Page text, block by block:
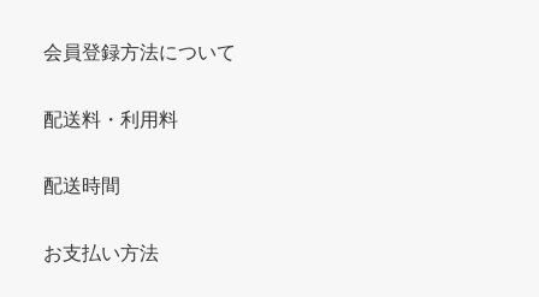
会員登録方法について
配送料・利用料
配送時間
お支払い方法